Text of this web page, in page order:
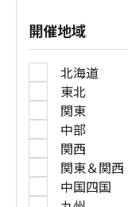
開催地域
北海道
東北
関東
中部
関西
関東＆関西
中国四国